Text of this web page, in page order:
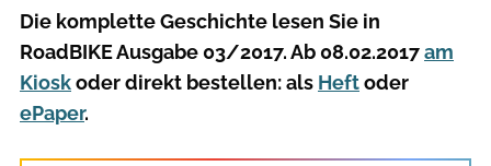
Die komplette Geschichte lesen Sie in
RoadBIKE Ausgabe 03/2017. Ab 08.02.2017am
Kioskoder direkt bestellen: als Heftoder
ePaper.